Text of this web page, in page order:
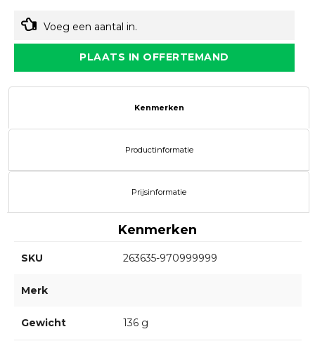
Voeg een aantal in.
PLAATS IN OFFERTEMAND
Kenmerken
Productinformatie
Prijsinformatie
Kenmerken
SKU 263635-970999999
Merk
Gewicht 136 g